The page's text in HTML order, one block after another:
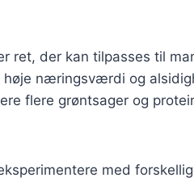
ret, der kan tilpasses til
høje næringsværdi og
flere grøntsager og
med